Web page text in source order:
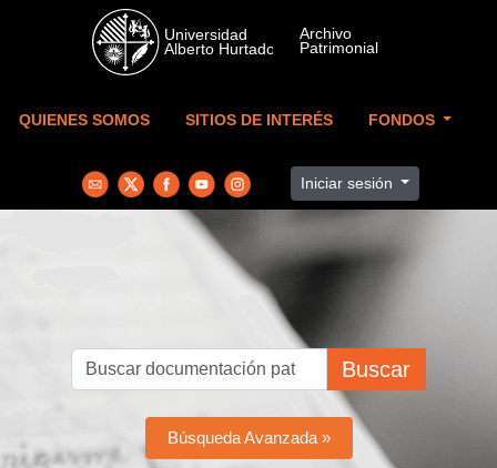
Skip to main content
QUIENES SOMOS SITIOS DE INTERÉS FONDOS
Iniciar sesión
Buscar
Búsqueda Avanzada »